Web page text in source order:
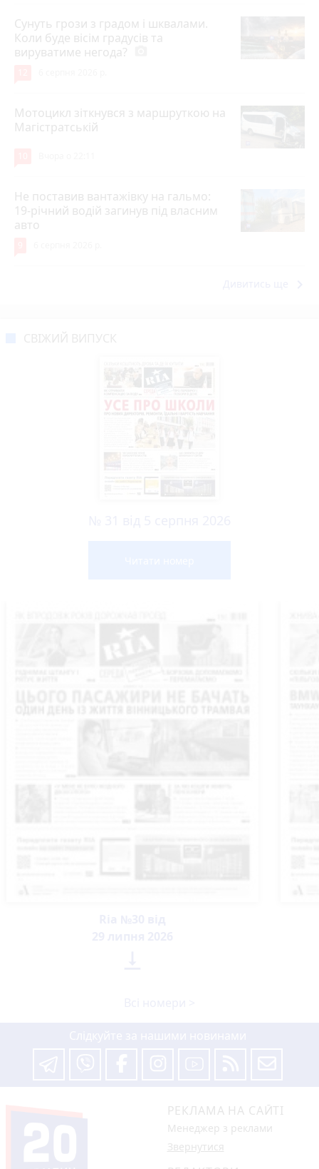
Сунуть грози з градом і шквалами.
Коли буде вісім градусів та
вируватиме негода?
Мотоцикл зіткнувся з маршруткою на
Магістратській
Не поставив вантажівку на гальмо:
19-річний водій загинув під власним
авто
РЕКЛАМА НА САЙТІ
Менеджер з реклами
Звернутися